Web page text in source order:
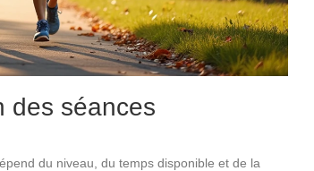
des séances
du niveau, du temps disponible et de la